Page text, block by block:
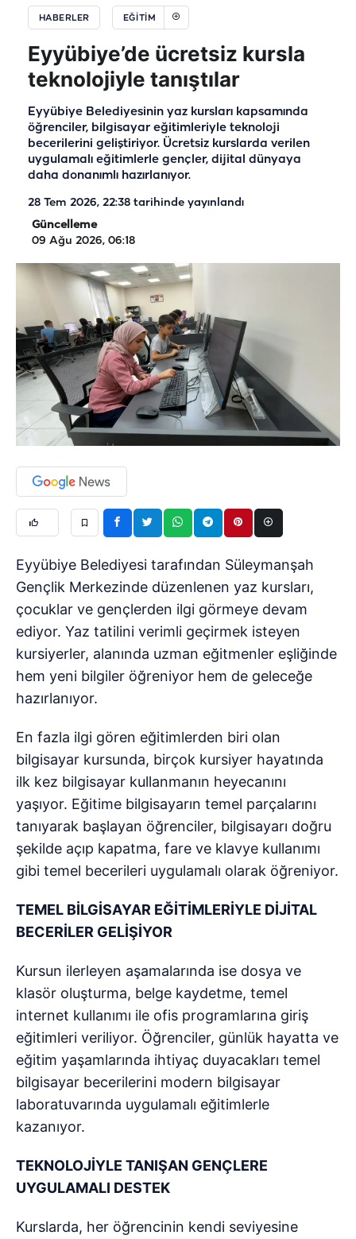
HABERLER EĞİTİM
Eyyübiye’de ücretsiz kursla
teknolojiyle tanıştılar
Eyyübiye Belediyesinin yaz kursları kapsamında
öğrenciler, bilgisayar eğitimleriyle teknoloji
becerilerini geliştiriyor. Ücretsiz kurslarda verilen
uygulamalı eğitimlerle gençler, dijital dünyaya
daha donanımlı hazırlanıyor.
28 Tem 2026, 22:38 tarihinde yayınlandı
Güncelleme
09 Ağu 2026, 06:18
Eyyübiye Belediyesi tarafından Süleymanşah
Gençlik Merkezinde düzenlenen yaz kursları,
çocuklar ve gençlerden ilgi görmeye devam
ediyor. Yaz tatilini verimli geçirmek isteyen
kursiyerler, alanında uzman eğitmenler eşliğinde
hem yeni bilgiler öğreniyor hem de geleceğe
hazırlanıyor.
En fazla ilgi gören eğitimlerden biri olan
bilgisayar kursunda, birçok kursiyer hayatında
ilk kez bilgisayar kullanmanın heyecanını
yaşıyor. Eğitime bilgisayarın temel parçalarını
tanıyarak başlayan öğrenciler, bilgisayarı doğru
şekilde açıp kapatma, fare ve klavye kullanımı
gibi temel becerileri uygulamalı olarak öğreniyor.
TEMEL BİLGİSAYAR EĞİTİMLERİYLE DİJİTAL
BECERİLER GELİŞİYOR
Kursun ilerleyen aşamalarında ise dosya ve
klasör oluşturma, belge kaydetme, temel
internet kullanımı ile ofis programlarına giriş
eğitimleri veriliyor. Öğrenciler, günlük hayatta ve
eğitim yaşamlarında ihtiyaç duyacakları temel
bilgisayar becerilerini modern bilgisayar
laboratuvarında uygulamalı eğitimlerle
kazanıyor.
TEKNOLOJİYLE TANIŞAN GENÇLERE
UYGULAMALI DESTEK
Kurslarda, her öğrencinin kendi seviyesine